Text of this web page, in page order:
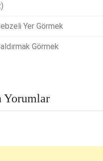
Yer Görmek
Görmek
Yorumlar